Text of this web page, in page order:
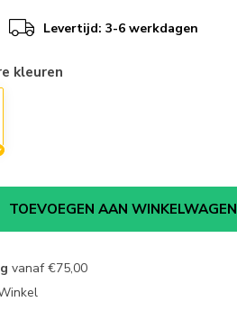
Levertijd: 3-6 werkdagen
kleuren
TOEVOEGEN AAN WINKELWAGEN
vanaf€75,00